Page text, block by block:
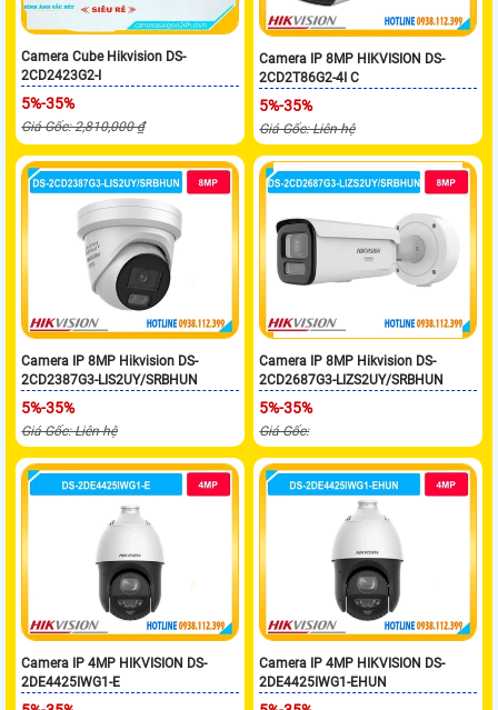
Camera Cube Hikvision DS-
2CD2423G2-I
5%-35%
Giá Gốc: 2,810,000 ₫
Camera IP 8MP HIKVISION DS-
2CD2T86G2-4I C
5%-35%
Giá Gốc: Liên hệ
Camera IP 8MP Hikvision DS-
2CD2387G3-LIS2UY/SRBHUN
5%-35%
Giá Gốc: Liên hệ
Camera IP 8MP Hikvision DS-
2CD2687G3-LIZS2UY/SRBHUN
5%-35%
Giá Gốc:
Camera IP 4MP HIKVISION DS-
2DE4425IWG1-E
Camera IP 4MP HIKVISION DS-
2DE4425IWG1-EHUN